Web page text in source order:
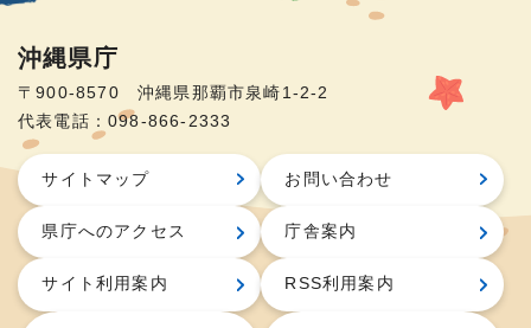
沖縄県庁
〒900-8570 沖縄県那覇市泉崎1-2-2
代表電話：098-866-2333
サイトマップ お問い合わせ
県庁へのアクセス 庁舎案内
サイト利用案内 RSS利用案内